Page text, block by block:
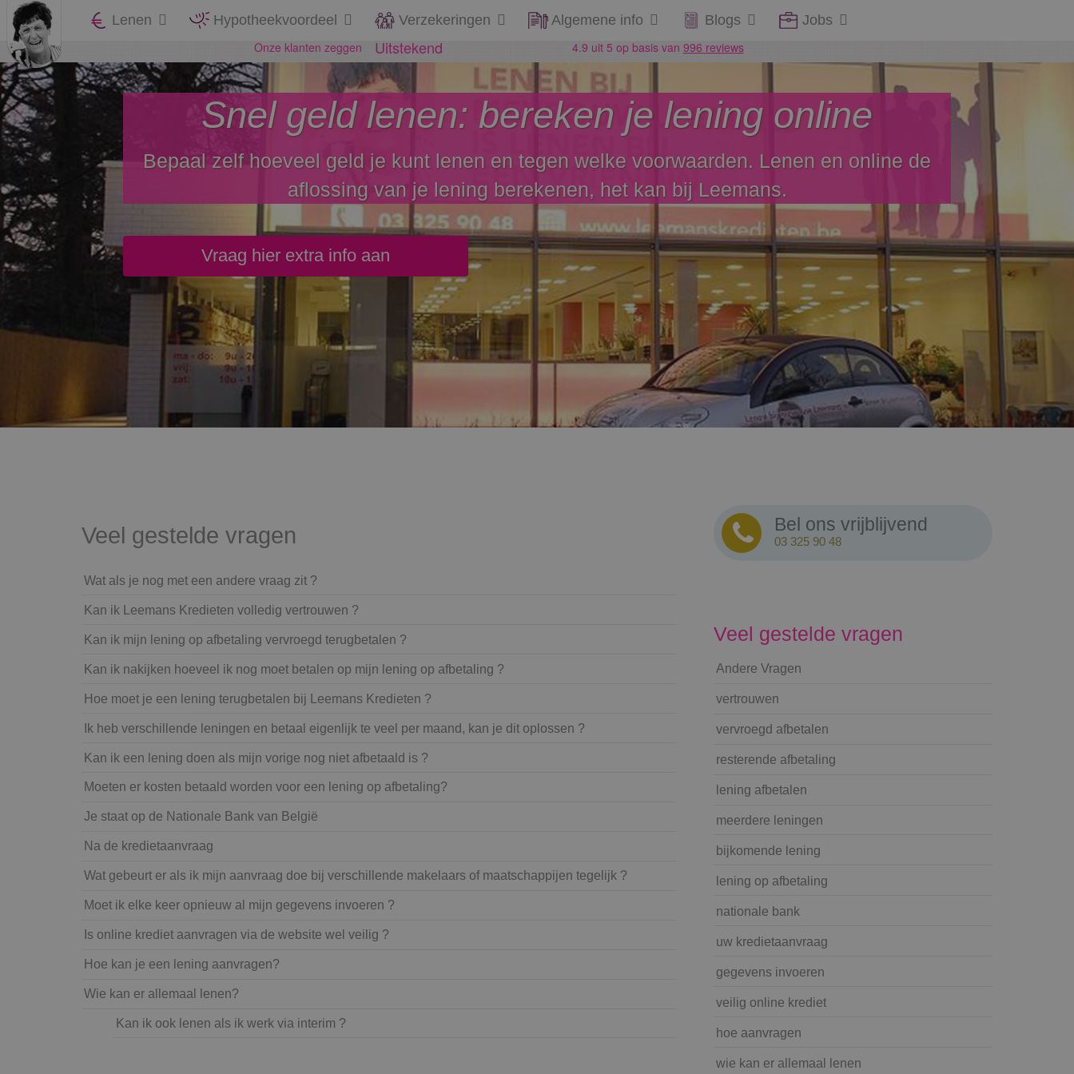
Lenen Hypotheekvoordeel Verzekeringen Algemene info Blogs Jobs
Snel geld lenen: bereken je lening online
Bepaal zelf hoeveel geld je kunt lenen en tegen welke voorwaarden. Lenen en online de
aflossing van je lening berekenen, het kan bij Leemans.
Vraag hier extra info aan
Veel gestelde vragen
Wat als je nog met een andere vraag zit ?
Kan ik Leemans Kredieten volledig vertrouwen ?
Kan ik mijn lening op afbetaling vervroegd terugbetalen ?
Kan ik nakijken hoeveel ik nog moet betalen op mijn lening op afbetaling ?
Hoe moet je een lening terugbetalen bij Leemans Kredieten ?
Ik heb verschillende leningen en betaal eigenlijk te veel per maand, kan je dit oplossen ?
Kan ik een lening doen als mijn vorige nog niet afbetaald is ?
Moeten er kosten betaald worden voor een lening op afbetaling?
Je staat op de Nationale Bank van België
Na de kredietaanvraag
Wat gebeurt er als ik mijn aanvraag doe bij verschillende makelaars of maatschappijen tegelijk ?
Moet ik elke keer opnieuw al mijn gegevens invoeren ?
Is online krediet aanvragen via de website wel veilig ?
Hoe kan je een lening aanvragen?
Wie kan er allemaal lenen?
Kan ik ook lenen als ik werk via interim ?
Bel ons vrijblijvend
03 325 90 48
Veel gestelde vragen
Andere Vragen
vertrouwen
vervroegd afbetalen
resterende afbetaling
lening afbetalen
meerdere leningen
bijkomende lening
lening op afbetaling
nationale bank
uw kredietaanvraag
gegevens invoeren
veilig online krediet
hoe aanvragen
wie kan er allemaal lenen